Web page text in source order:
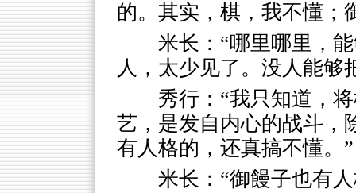
的。其实，棋，我不懂；
米长：“哪里哪里，
人，太少见了。没人能够
秀行：“我只知道，
艺，是发自内心的战斗，
有人格的，还真搞不懂。”
米长：“御饅子也有